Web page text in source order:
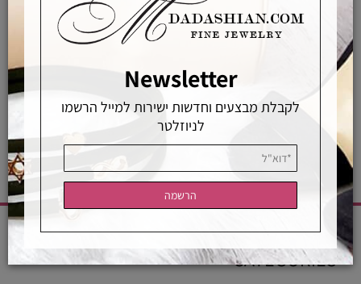
רכישה מאובטחת
רכישה מאובטחת
CATEGORIES
Newsletter
לקבלת מבצעים וחדשות ישירות למייל הרשמו
לניוזלטר